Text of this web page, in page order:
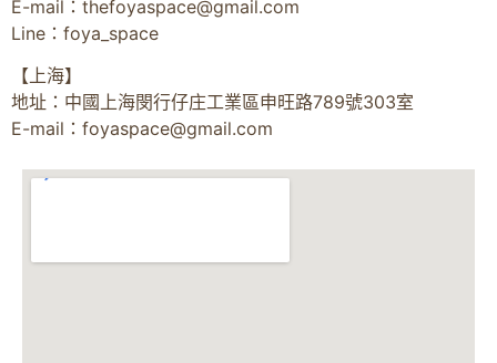
E-mail： thefoyaspace@gmail.com
Line：foya_space
【上海】
地址：中國上海閔行仔庄工業區申旺路789號303室
E-mail： foyaspace@gmail.com